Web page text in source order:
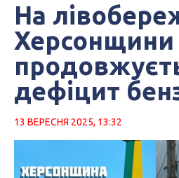
На
Херсонщини
дефіцит
13 ВЕРЕСНЯ 2025, 13:32